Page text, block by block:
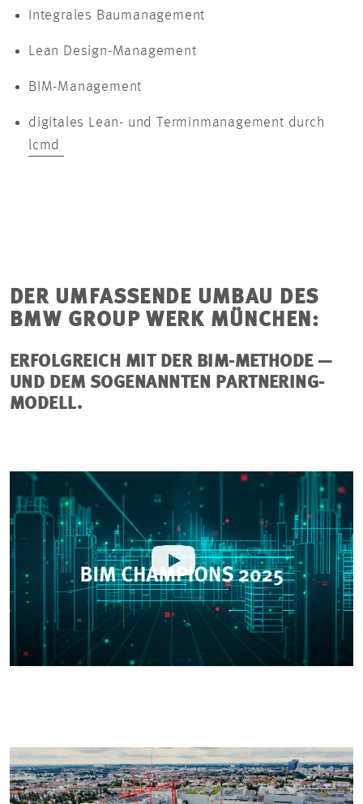
Integrales Baumanagement
Lean Design-Management
BIM-Management
digitales Lean- und Terminmanagement durch
lcmd
DER UMFASSENDE UMBAU DES
BMW GROUP WERK MÜNCHEN:
ERFOLGREICH MIT DER BIM-METHODE —
UND DEM SOGENANNTEN PARTNERING-
MODELL.